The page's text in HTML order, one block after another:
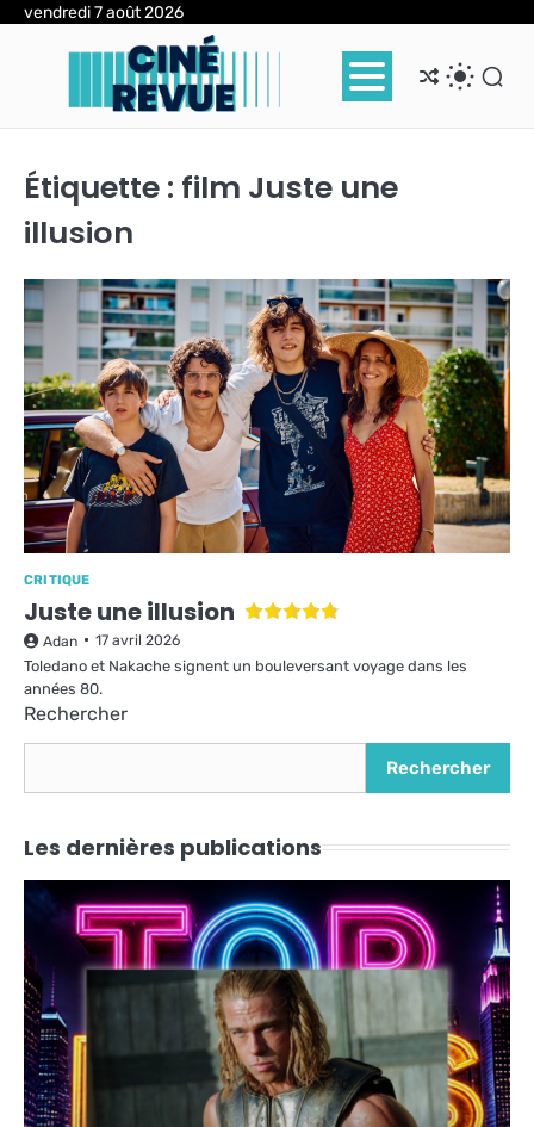
Skipvendredi 7 août 2026
Étiquette : film Juste une
illusion
CRITIQUE
Juste une illusion
Adan 17 avril 2026
Toledano et Nakache signent un bouleversant voyage dans les
années 80.
Rechercher
Rechercher
Les dernières publications